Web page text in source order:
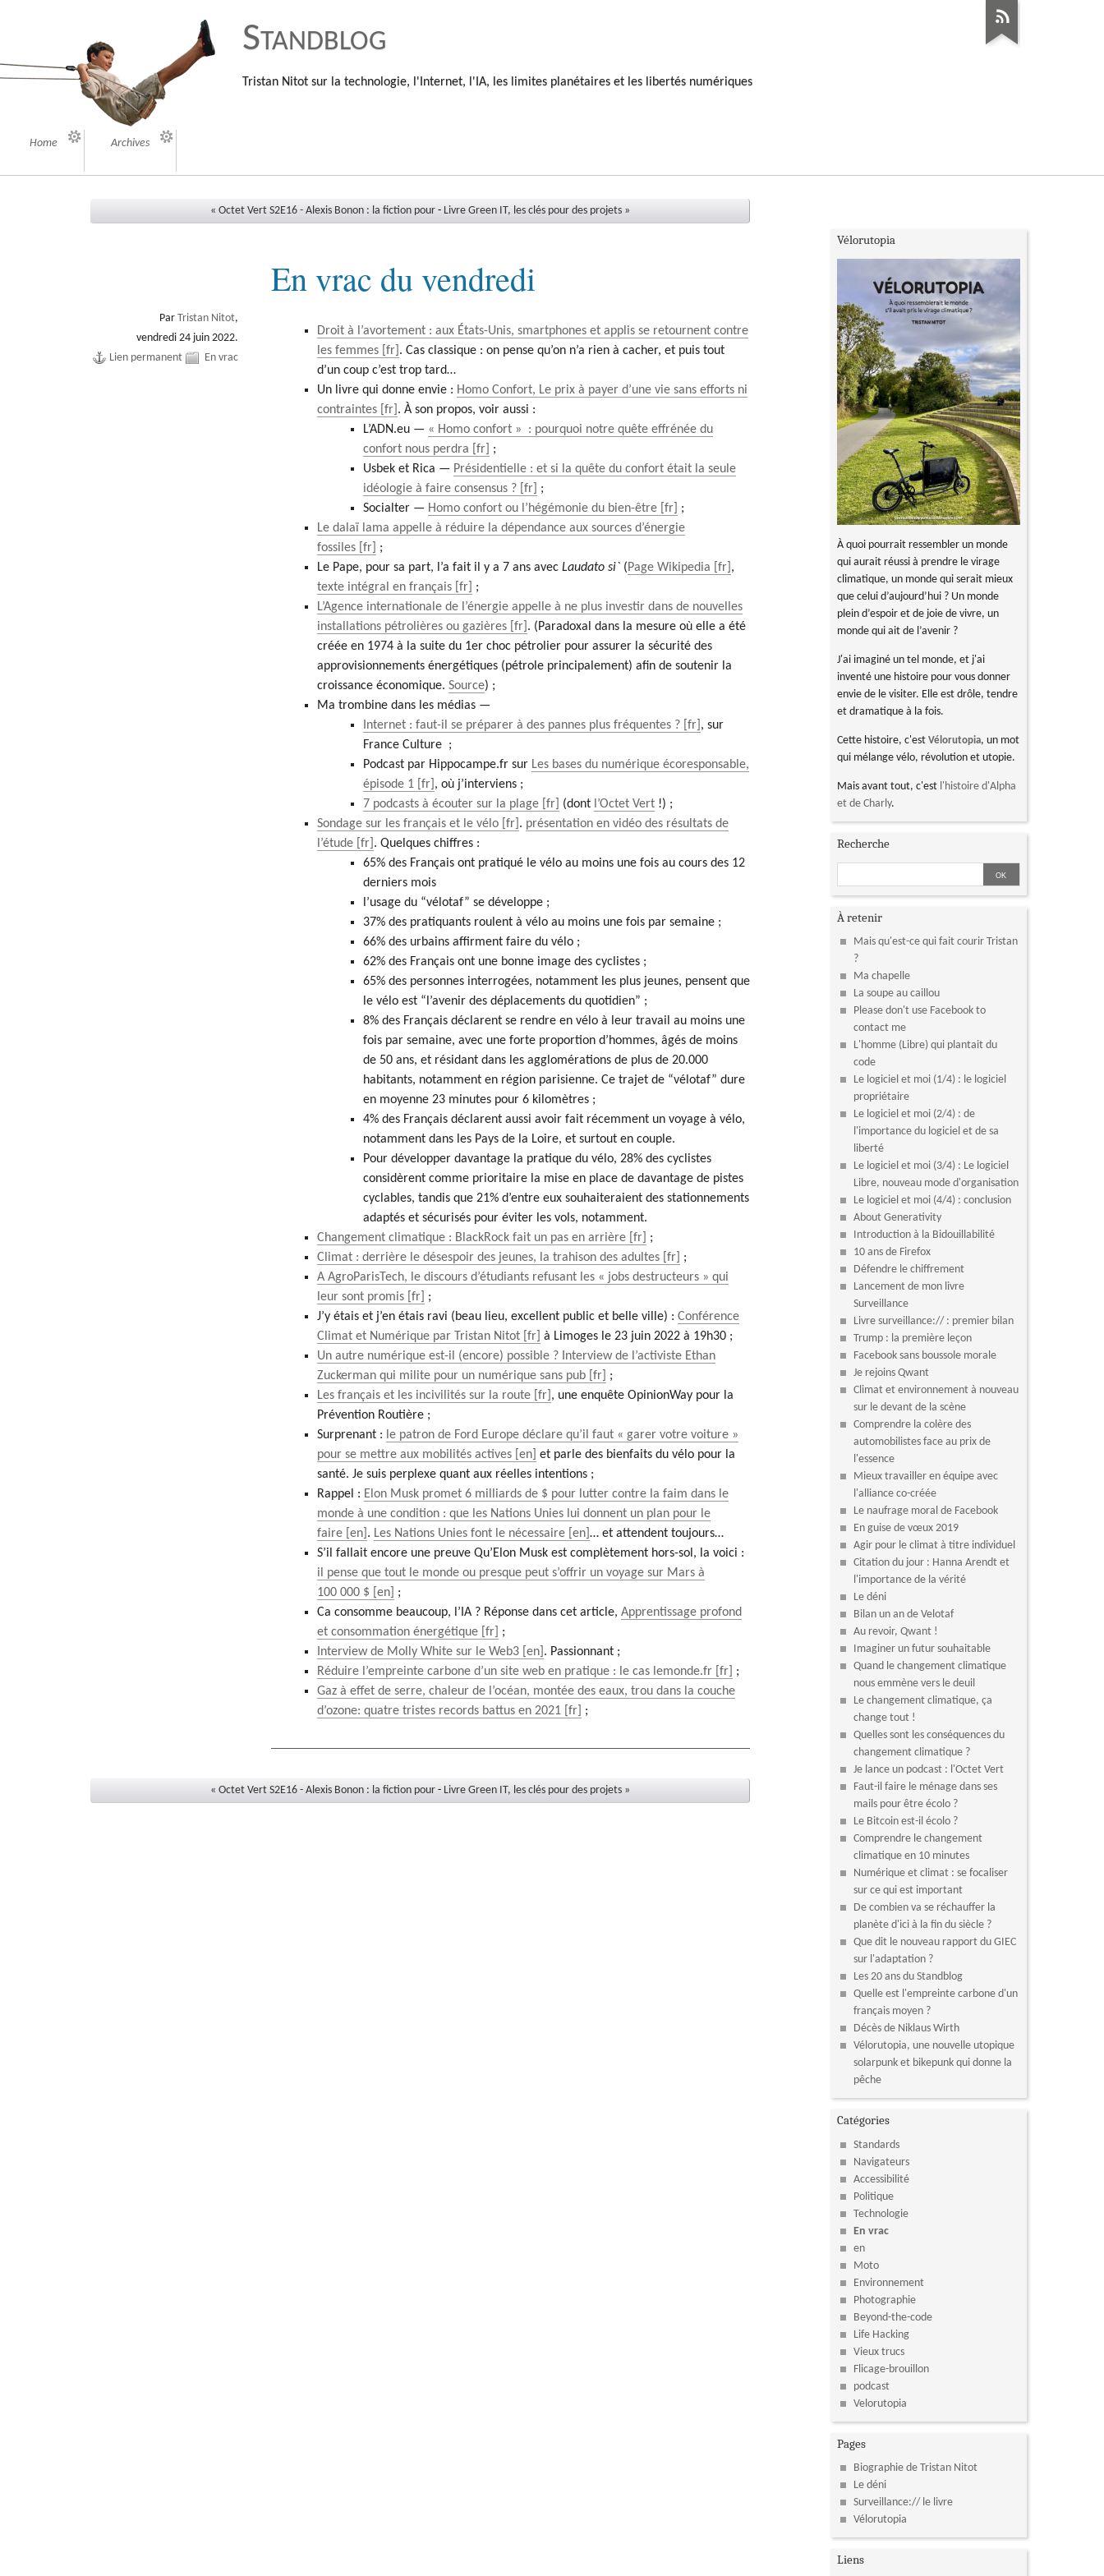
Standblog
Tristan Nitot sur la technologie, l'Internet, l'IA, les limites planétaires et les libertés numériques
Home Archives
« Octet Vert S2E16 - Alexis Bonon : la fiction pour - Livre Green IT, les clés pour des projets »
En vrac du vendredi
ParTristan Nitot,
vendredi 24 juin 2022.
Lien permanent
En vrac
Droit à l’avortement : aux États-Unis, smartphones et applis se retournent contre
les femmes
. Cas classique : on pense qu’on n’a rien à cacher, et puis tout
d’un coup c’est trop tard…
Un livre qui donne envie : Homo Confort, Le prix à payer d’une vie sans efforts ni
contraintes
. À son propos, voir aussi :
L’ADN.eu — « Homo confort » : pourquoi notre quête effrénée du
confort nous perdra
;
Usbek et Rica — Présidentielle : et si la quête du confort était la seule
idéologie à faire consensus ?
;
Socialter — Homo confort ou l’hégémonie du bien-être
;
Le dalaï lama appelle à réduire la dépendance aux sources d’énergie
fossiles
;
Le Pape, pour sa part, l’a fait il y a 7 ans avecLaudato si` (Page Wikipedia
,
texte intégral en français
;
L’Agence internationale de l’énergie appelle à ne plus investir dans de nouvelles
installations pétrolières ou gazières
. (Paradoxal dans la mesure où elle a été
créée en 1974 à la suite du 1er choc pétrolier pour assurer la sécurité des
approvisionnements énergétiques (pétrole principalement) afin de soutenir la
croissance économique.Source) ;
Ma trombine dans les médias —
Internet : faut-il se préparer à des pannes plus fréquentes ?
, sur
France Culture ;
Podcast par Hippocampe.fr sur Les bases du numérique écoresponsable,
épisode 1
, où j’interviens ;
7 podcasts à écouter sur la plage
(dont l’Octet Vert !) ;
Sondage sur les français et le vélo
. présentation en vidéo des résultats de
l’étude
. Quelques chiffres :
65% des Français ont pratiqué le vélo au moins une fois au cours des 12
derniers mois
l’usage du “vélotaf” se développe ;
37% des pratiquants roulent à vélo au moins une fois par semaine ;
66% des urbains affirment faire du vélo ;
62% des Français ont une bonne image des cyclistes ;
65% des personnes interrogées, notamment les plus jeunes, pensent que
le vélo est “l’avenir des déplacements du quotidien” ;
8% des Français déclarent se rendre en vélo à leur travail au moins une
fois par semaine, avec une forte proportion d’hommes, âgés de moins
de 50 ans, et résidant dans les agglomérations de plus de 20.000
habitants, notamment en région parisienne. Ce trajet de “vélotaf” dure
en moyenne 23 minutes pour 6 kilomètres ;
4% des Français déclarent aussi avoir fait récemment un voyage à vélo,
notamment dans les Pays de la Loire, et surtout en couple.
Pour développer davantage la pratique du vélo, 28% des cyclistes
considèrent comme prioritaire la mise en place de davantage de pistes
cyclables, tandis que 21% d’entre eux souhaiteraient des stationnements
adaptés et sécurisés pour éviter les vols, notamment.
Changement climatique : BlackRock fait un pas en arrière
;
Climat : derrière le désespoir des jeunes, la trahison des adultes
;
A AgroParisTech, le discours d’étudiants refusant les « jobs destructeurs » qui
leur sont promis
;
J’y étais et j’en étais ravi (beau lieu, excellent public et belle ville) :Conférence
Climat et Numérique par Tristan Nitot
à Limoges le 23 juin 2022 à 19h30 ;
Un autre numérique est-il (encore) possible ? Interview de l’activiste Ethan
Zuckerman qui milite pour un numérique sans pub
;
Les français et les incivilités sur la route
, une enquête OpinionWay pour la
Prévention Routière ;
Surprenant : le patron de Ford Europe déclare qu’il faut « garer votre voiture »
pour se mettre aux mobilités actives
et parle des bienfaits du vélo pour la
santé. Je suis perplexe quant aux réelles intentions ;
Rappel : Elon Musk promet 6 milliards de $ pour lutter contre la faim dans le
monde à une condition : que les Nations Unies lui donnent un plan pour le
faire
. Les Nations Unies font le nécessaire
… et attendent toujours…
S’il fallait encore une preuve Qu’Elon Musk est complètement hors-sol, la voici :
il pense que tout le monde ou presque peut s’offrir un voyage sur Mars à
100 000 $
;
Ca consomme beaucoup, l’IA ? Réponse dans cet article,Apprentissage profond
et consommation énergétique
;
Interview de Molly White sur le Web3
. Passionnant ;
Réduire l’empreinte carbone d’un site web en pratique : le cas lemonde.fr
;
Gaz à effet de serre, chaleur de l’océan, montée des eaux, trou dans la couche
d’ozone: quatre tristes records battus en 2021
;
« Octet Vert S2E16 - Alexis Bonon : la fiction pour - Livre Green IT, les clés pour des projets »
Vélorutopia
À quoi pourrait ressembler un monde
qui aurait réussi à prendre le virage
climatique, un monde qui serait mieux
que celui d’aujourd’hui ? Un monde
plein d’espoir et de joie de vivre, un
monde qui ait de l’avenir ?
J'ai imaginé un tel monde, et j'ai
inventé une histoire pour vous donner
envie de le visiter. Elle est drôle, tendre
et dramatique à la fois.
Cette histoire, c'estVélorutopia, un mot
qui mélange vélo, révolution et utopie.
Mais avant tout, c'est l'histoire d'Alpha
et de Charly.
Recherche
À retenir
Mais qu'est-ce qui fait courir Tristan
?
Ma chapelle
La soupe au caillou
Please don't use Facebook to
contact me
L'homme (Libre) qui plantait du
code
Le logiciel et moi (1/4) : le logiciel
propriétaire
Le logiciel et moi (2/4) : de
l'importance du logiciel et de sa
liberté
Le logiciel et moi (3/4) : Le logiciel
Libre, nouveau mode d'organisation
Le logiciel et moi (4/4) : conclusion
About Generativity
Introduction à la Bidouillabilité
10 ans de Firefox
Défendre le chiffrement
Lancement de mon livre
Surveillance
Livre surveillance:// : premier bilan
Trump : la première leçon
Facebook sans boussole morale
Je rejoins Qwant
Climat et environnement à nouveau
sur le devant de la scène
Comprendre la colère des
automobilistes face au prix de
l'essence
Mieux travailler en équipe avec
l'alliance co-créée
Le naufrage moral de Facebook
En guise de vœux 2019
Agir pour le climat à titre individuel
Citation du jour : Hanna Arendt et
l'importance de la vérité
Le déni
Bilan un an de Velotaf
Au revoir, Qwant !
Imaginer un futur souhaitable
Quand le changement climatique
nous emmène vers le deuil
Le changement climatique, ça
change tout !
Quelles sont les conséquences du
changement climatique ?
Je lance un podcast : l'Octet Vert
Faut-il faire le ménage dans ses
mails pour être écolo ?
Le Bitcoin est-il écolo ?
Comprendre le changement
climatique en 10 minutes
Numérique et climat : se focaliser
sur ce qui est important
De combien va se réchauffer la
planète d'ici à la fin du siècle ?
Que dit le nouveau rapport du GIEC
sur l'adaptation ?
Les 20 ans du Standblog
Quelle est l'empreinte carbone d'un
français moyen ?
Décès de Niklaus Wirth
Vélorutopia, une nouvelle utopique
solarpunk et bikepunk qui donne la
pêche
Catégories
Standards
Navigateurs
Accessibilité
Politique
Technologie
En vrac
en
Moto
Environnement
Photographie
Beyond-the-code
Life Hacking
Vieux trucs
Flicage-brouillon
podcast
Velorutopia
Pages
Biographie de Tristan Nitot
Le déni
Surveillance:// le livre
Vélorutopia
Liens